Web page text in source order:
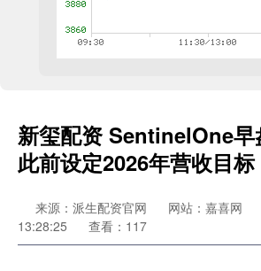
新玺配资 SentinelOne早
此前设定2026年营收目标
来源：派生配资官网 网站：嘉喜网
13:28:25
查看：117